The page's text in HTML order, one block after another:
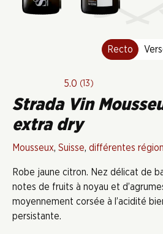
Recto
5.0 (13)
Strada Vin
extra dry
Mousseux, Suisse, différentes
Robe jaune citron. Nez délicat de
notes de fruits à noyau et
moyennement corsée à l’acidité
persistante.